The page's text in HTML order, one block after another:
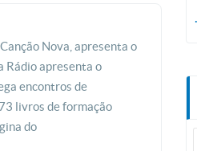
Nova, apresenta o
Rádio apresenta o
encontros de
livros de formação
do